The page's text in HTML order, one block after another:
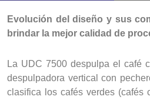
Evolución del diseño y sus
brindar la mejor calidad de
La UDC 7500 despulpa el café
despulpadora vertical con
clasifica los cafés verdes (cafés